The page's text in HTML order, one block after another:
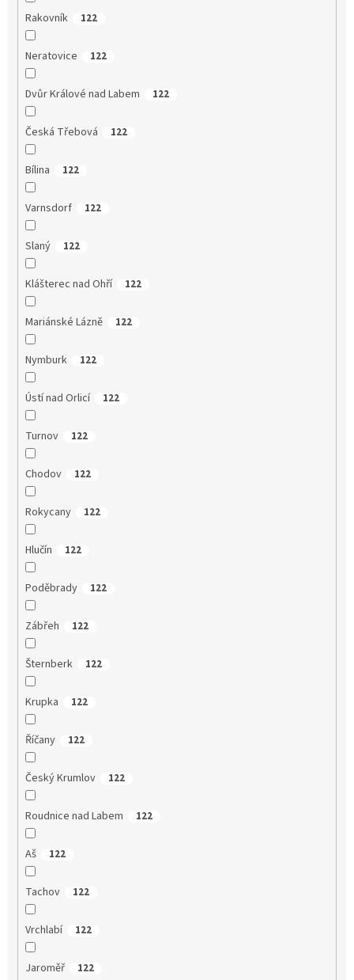
Rakovník 122
Neratovice 122
Dvůr Králové nad Labem 122
Česká Třebová 122
Bílina 122
Varnsdorf 122
Slaný 122
Klášterec nad Ohří 122
Mariánské Lázně 122
Nymburk 122
Ústí nad Orlicí 122
Turnov 122
Chodov 122
Rokycany 122
Hlučín 122
Poděbrady 122
Zábřeh 122
Šternberk 122
Krupka 122
Říčany 122
Český Krumlov 122
Roudnice nad Labem 122
Aš 122
Tachov 122
Vrchlabí 122
Jaroměř 122